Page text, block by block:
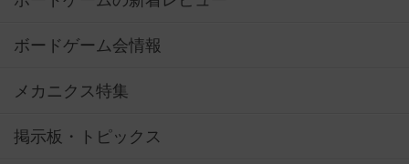
ボードゲーム会情報
メカニクス特集
掲示板・トピックス